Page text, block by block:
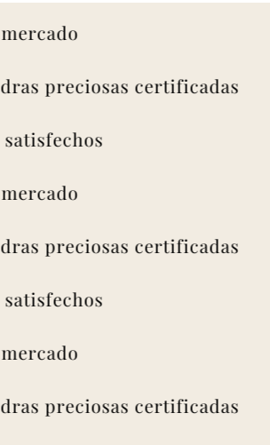
preciosas certificadas
preciosas certificadas
preciosas certificadas